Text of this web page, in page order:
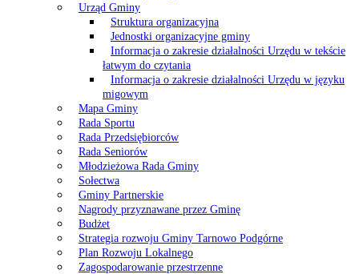
Urząd Gminy
Struktura organizacyjna
Jednostki organizacyjne gminy
Informacja o zakresie działalności Urzędu w tekście
łatwym do czytania
Informacja o zakresie działalności Urzędu w języku
migowym
Mapa Gminy
Rada Sportu
Rada Przedsiębiorców
Rada Seniorów
Młodzieżowa Rada Gminy
Sołectwa
Gminy Partnerskie
Nagrody przyznawane przez Gminę
Budżet
Strategia rozwoju Gminy Tarnowo Podgórne
Plan Rozwoju Lokalnego
Zagospodarowanie przestrzenne